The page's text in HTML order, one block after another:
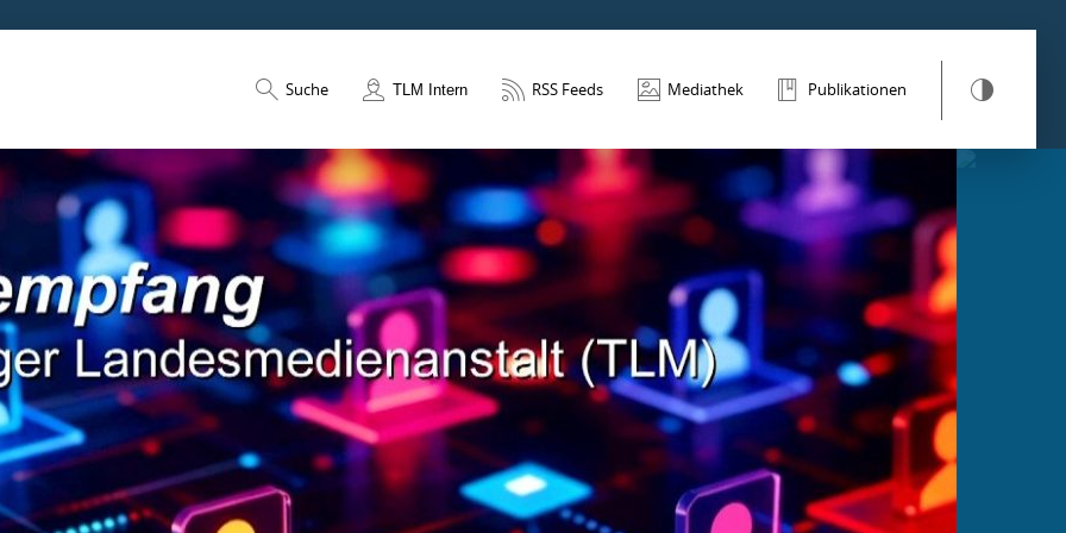
Suche TLM Intern RSS Feeds Mediathek Publikationen